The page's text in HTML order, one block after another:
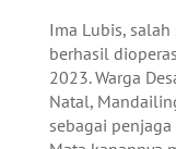
Ima Lubis, salah
berhasil
2023. Warga
Natal,
sebagai